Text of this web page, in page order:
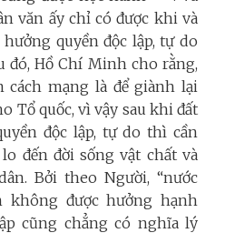
văn ấy chỉ có được khi và
quyền độc lập, tự do
đó, Hồ Chí Minh cho rằng,
mạng là để giành lại
Tổ quốc, vì vậy sau khi đất
độc lập, tự do thì cần
đến đời sống vật chất và
Bởi theo Người, “nước
không được hưởng hạnh
cũng chẳng có nghĩa lý